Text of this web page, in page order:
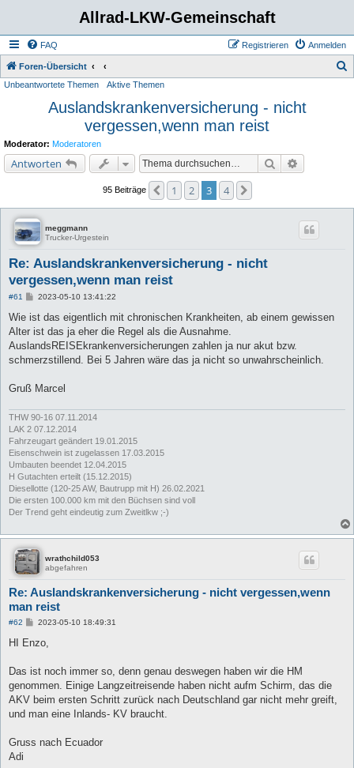
Allrad-LKW-Gemeinschaft
FAQ Anmelden
Registrieren
Foren-Übersicht
Unbeantwortete Themen Aktive Themen
Auslandskrankenversicherung - nicht
vergessen,wenn man reist
Moderator: Moderatoren
Antworten Suche
95 Beiträge Vorherige
1 2 3 4
meggmann
Trucker-Urgestein
Re: Auslandskrankenversicherung - nicht
vergessen,wenn man reist
#61
B
i
r
a
2023-05-10 13:41:22
Wie ist das eigentlich mit chronischen Krankheiten, ab einem gewissen
Alter ist das ja eher die Regel als die Ausnahme.
AuslandsREISEkrankenversicherungen zahlen ja nur akut bzw.
schmerzstillend. Bei 5 Jahren wäre das ja nicht so unwahrscheinlich.
Gruß Marcel
THW 90-16 07.11.2014
LAK 2 07.12.2014
Fahrzeugart geändert 19.01.2015
Eisenschwein ist zugelassen 17.03.2015
Umbauten beendet 12.04.2015
H Gutachten erteilt (15.12.2015)
Diesellotte (120-25 AW, Bautrupp mit H) 26.02.2021
Die ersten 100.000 km mit den Büchsen sind voll
Der Trend geht eindeutig zum Zweitlkw ;-)
wrathchild053
abgefahren
Re: Auslandskrankenversicherung - nicht vergessen,wenn
man reist
#62
B
i
a
2023-05-10 18:49:31
HI Enzo,
Das ist noch immer so, denn genau deswegen haben wir die HM
genommen. Einige Langzeitreisende haben nicht aufm Schirm, das die
AKV beim ersten Schritt zurück nach Deutschland gar nicht mehr greift,
und man eine Inlands- KV braucht.
Gruss nach Ecuador
Adi